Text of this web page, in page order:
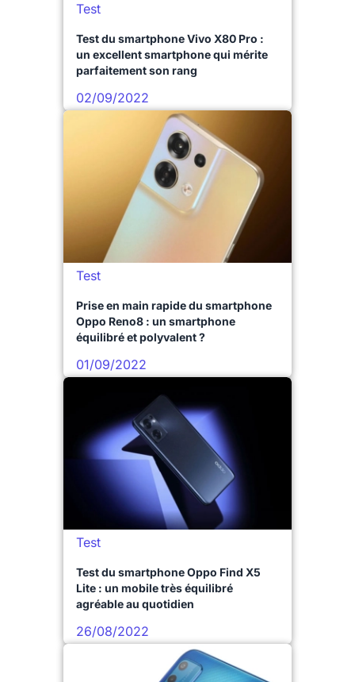
Test
Test du smartphone Vivo X80 Pro :
un excellent smartphone qui mérite
parfaitement son rang
02/09/2022
Test
Prise en main rapide du smartphone
Oppo Reno8 : un smartphone
équilibré et polyvalent ?
01/09/2022
Test
Test du smartphone Oppo Find X5
Lite : un mobile très équilibré
agréable au quotidien
26/08/2022